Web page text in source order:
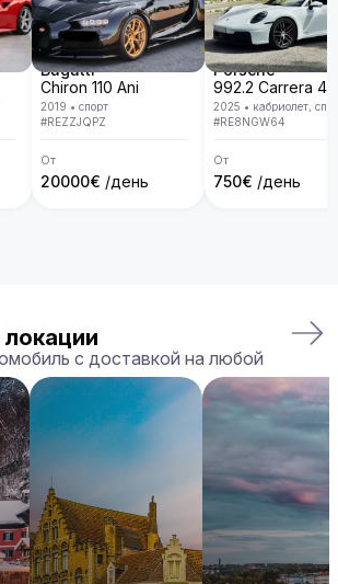
Martin Vanquish уже сегодня!
Bugatti
Chiron 110 Ani
2019 • спорт
#REZZJQPZ
От
20000€ /день
Porsche
2025 • кабриолет,
#RE8NGW64
От
750€ /день
с доставкой на любой